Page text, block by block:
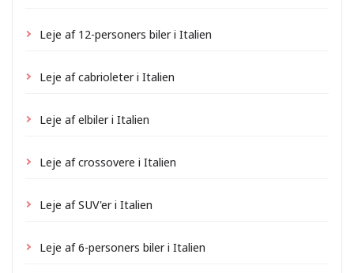
Leje af 12-personers biler i Italien
Leje af cabrioleter i Italien
Leje af elbiler i Italien
Leje af crossovere i Italien
Leje af SUV'er i Italien
Leje af 6-personers biler i Italien